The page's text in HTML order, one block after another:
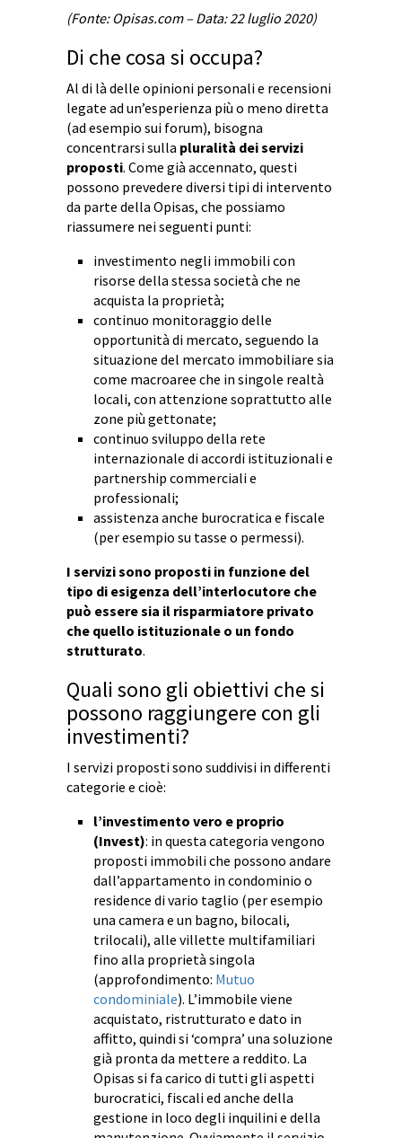
(Fonte: Opisas.com – Data: 22 luglio 2020)
Di che cosa si occupa?
Al di là delle opinioni personali e recensioni
legate ad un’esperienza più o meno diretta
(ad esempio sui forum), bisogna
concentrarsi sulla pluralità dei servizi
proposti. Come già accennato, questi
possono prevedere diversi tipi di intervento
da parte della Opisas, che possiamo
riassumere nei seguenti punti:
investimento negli immobili con
risorse della stessa società che ne
acquista la proprietà;
continuo monitoraggio delle
opportunità di mercato, seguendo la
situazione del mercato immobiliare sia
come macroaree che in singole realtà
locali, con attenzione soprattutto alle
zone più gettonate;
continuo sviluppo della rete
internazionale di accordi istituzionali e
partnership commerciali e
professionali;
assistenza anche burocratica e fiscale
(per esempio su tasse o permessi).
I servizi sono proposti in funzione del
tipo di esigenza dell’interlocutore che
può essere sia il risparmiatore privato
che quello istituzionale o un fondo
strutturato.
Quali sono gli obiettivi che si
possono raggiungere con gli
investimenti?
I servizi proposti sono suddivisi in differenti
categorie e cioè:
l’investimento vero e proprio
(Invest): in questa categoria vengono
proposti immobili che possono andare
dall’appartamento in condominio o
residence di vario taglio (per esempio
una camera e un bagno, bilocali,
trilocali), alle villette multifamiliari
fino alla proprietà singola
(approfondimento: Mutuo
condominiale). L’immobile viene
acquistato, ristrutturato e dato in
affitto, quindi si ‘compra’ una soluzione
già pronta da mettere a reddito. La
Opisas si fa carico di tutti gli aspetti
burocratici, fiscali ed anche della
gestione in loco degli inquilini e della